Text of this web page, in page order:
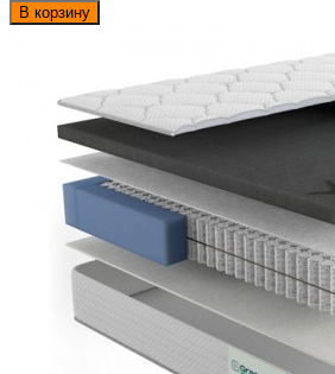
В корзину